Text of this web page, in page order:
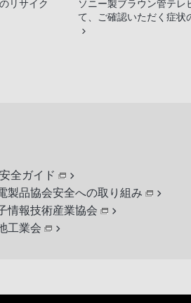
リサイク
ソニー製ブラウン管テレ
て、ご確認いただく症状
全ガイド
製品協会安全への取り組み
情報技術産業協会
工業会